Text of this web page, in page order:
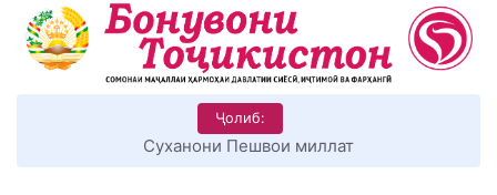
Ҷолиб:
КИТОБХОНИРО ДАР ХУД ТАШАККУЛ ДИҲЕМ